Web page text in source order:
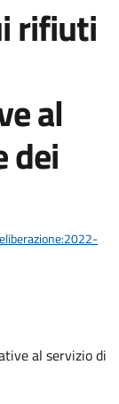
rifiuti
al
dei
al servizio di